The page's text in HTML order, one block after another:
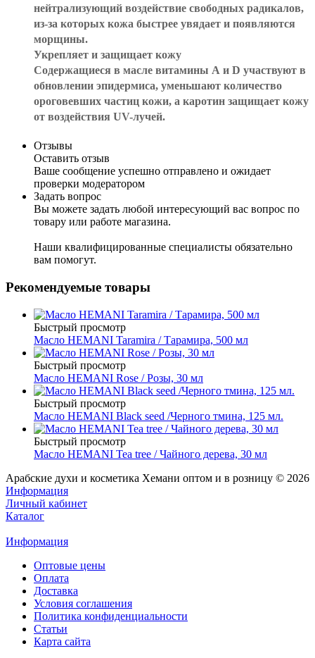
нейтрализующий воздействие свободных радикалов,
из-за которых кожа быстрее увядает и появляются
морщины.
Укрепляет и защищает кожу
Содержащиеся в масле витамины А и D участвуют в
обновлении эпидермиса, уменьшают количество
ороговевших частиц кожи, а каротин защищает кожу
от воздействия UV-лучей.
Отзывы
Оставить отзыв
Ваше сообщение успешно отправлено и ожидает
проверки модератором
Задать вопрос
Вы можете задать любой интересующий вас вопрос по
товару или работе магазина.
Наши квалифицированные специалисты обязательно
вам помогут.
Рекомендуемые товары
Быстрый просмотр
Масло HEMANI Taramira / Тарамира, 500 мл
Быстрый просмотр
Масло HEMANI Rose / Розы, 30 мл
Быстрый просмотр
Масло HEMANI Black seed /Черного тмина, 125 мл.
Быстрый просмотр
Масло HEMANI Tea tree / Чайного дерева, 30 мл
Арабские духи и косметика Хемани оптом и в розницу © 2026
Информация
Личный кабинет
Каталог
Информация
Оптовые цены
Оплата
Доставка
Условия соглашения
Политика конфиденциальности
Статьи
Карта сайта